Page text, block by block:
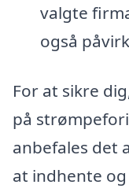
valgte
også
For at sikre
på
anbefales det
at indhente